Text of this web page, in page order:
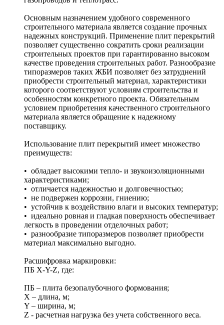
Основным назначением удобного современного
строительного материала является создание прочных
надежных конструкций. Применение плит перекрытий
позволяет существенно сократить сроки реализации
строительных проектов при гарантированно высоком
качестве проведения строительных работ. Разнообразие
типоразмеров таких ЖБИ позволяет без затруднений
приобрести строительный материал, характеристики
которого соответствуют условиям строительства и
особенностям конкретного проекта. Обязательным
условием приобретения качественного строительного
материала является обращение к надежному
поставщику.
Использование плит перекрытий имеет множество
преимуществ:
• обладает высокими тепло- и звукоизоляционными
характеристиками;
• отличается надежностью и долговечностью;
• не подвержен коррозии, гниению;
• устойчив к воздействию влаги и высоких температур;
• идеально ровная и гладкая поверхность обеспечивает
легкость в проведении отделочных работ;
• разнообразие типоразмеров позволяет приобрести
материал максимально выгодно.
Расшифровка маркировки:
ПБ X-Y-Z, где:
ПБ – плита безопалубочного формования;
X – длина, м;
Y – ширина, м;
Z - расчетная нагрузка без учета собственного веса.